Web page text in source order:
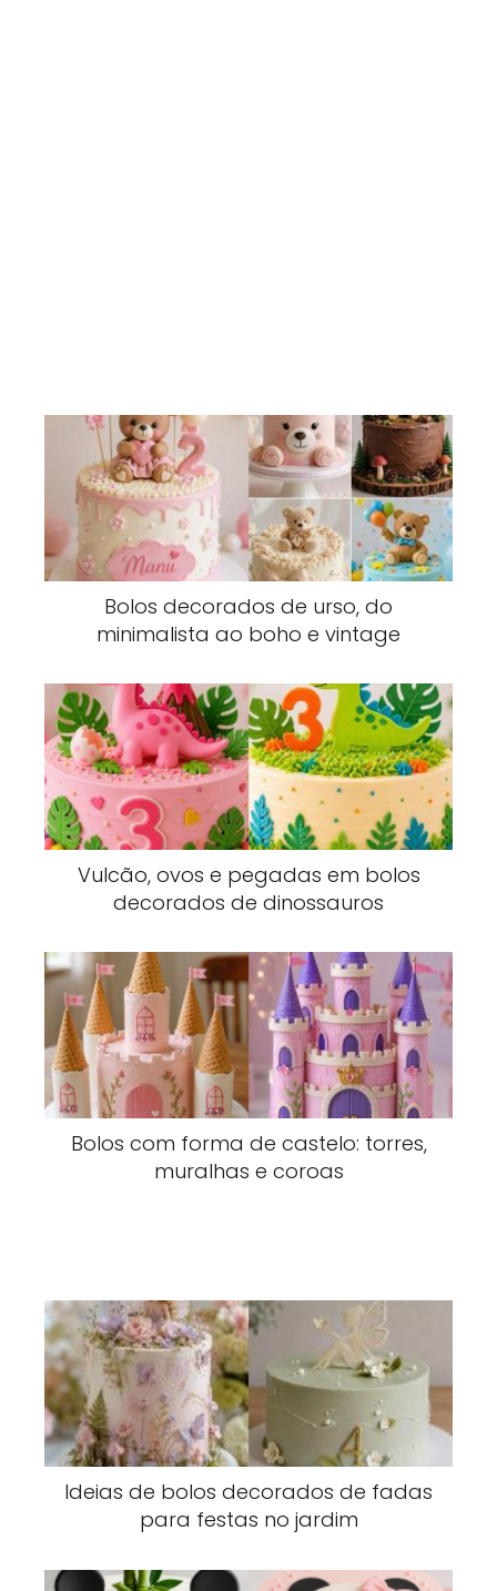
Bolos decorados de urso, do
minimalista ao boho e vintage
Vulcão, ovos e pegadas em bolos
decorados de dinossauros
Bolos com forma de castelo: torres,
muralhas e coroas
Ideias de bolos decorados de fadas
para festas no jardim